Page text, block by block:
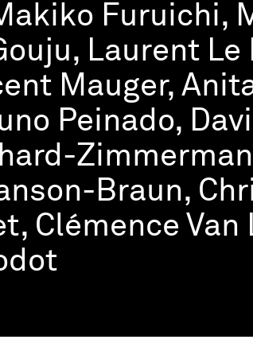
Furuichi,
Laurent
Mauger,
Peinado,
Braun,
Clémence